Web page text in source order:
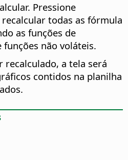
Pressione
recalcular todas as fórmula
as funções de
não voláteis.
recalculado, a tela será
contidos na planilha